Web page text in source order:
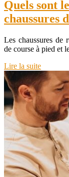
Quels sont
chaussures
Les chaussures de
de course à pied et
Lire la suite